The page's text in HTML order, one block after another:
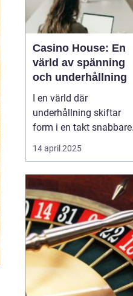
Casino House: En
värld av spänning
och underhållning
I en värld där
underhållning skiftar
form i en takt snabbare
än någonsin tidigare,
står casinon som tidlösa
och glamour. Från de
ikoniska ljusen i Las
Vegas till det digitala
lands...
14 april 2025